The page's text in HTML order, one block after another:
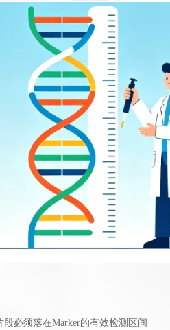
必须落在Marker的有效检测区间